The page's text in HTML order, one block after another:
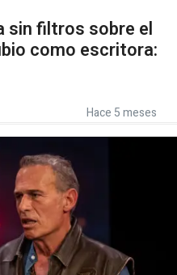
sin filtros sobre el
como escritora:
Hace 5 meses